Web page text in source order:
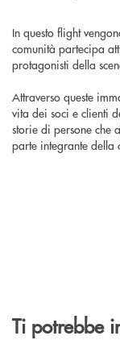
In questo flight
comunità partecipa
protagonisti della
Attraverso queste
vita dei soci e clienti
storie di persone che
parte integrante
Ti potrebbe